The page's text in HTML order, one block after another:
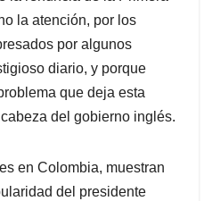
la atención, por los
por algunos
diario, y porque
que deja esta
del gobierno inglés.
en Colombia, muestran
del presidente